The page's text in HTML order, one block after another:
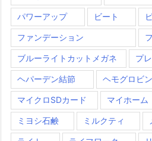
パワーアップ ビート
ファンデーション
ブルーライトカットメガネ プ
ヘパーデン結節 ヘモグロビ
マイクロSDカード マイホーム
ミヨシ石鹸 ミルクティ